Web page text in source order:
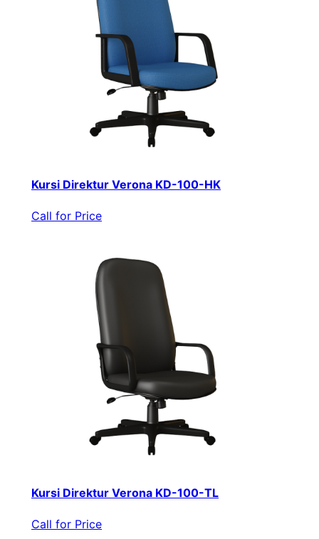
Kursi Direktur Verona KD-100-HK
Call for Price
Kursi Direktur Verona KD-100-TL
Call for Price